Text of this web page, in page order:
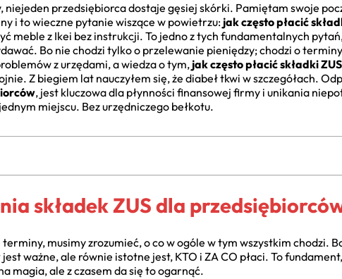
niejeden przedsiębiorca dostaje gęsiej skórki. Pamiętam swoje
i to wieczne pytanie wiszące w powietrzu: jak często płacić
meble z Ikei bez instrukcji. To jedno z tych fundamentalnych
Bo nie chodzi tylko o przelewanie pieniędzy; chodzi o
z urzędami, a wiedza o tym, jak często płacić składki
Z biegiem lat nauczyłem się, że diabeł tkwi w szczegółach.
, jest kluczowa dla płynności finansowej firmy i unikania
miejscu. Bez urzędniczego bełkotu.
składek ZUS dla
musimy zrozumieć, o co w ogóle w tym wszystkim chodzi.
jest ważne, ale równie istotne jest, KTO i ZA CO płaci. To
magia, ale z czasem da się to ogarnąć.